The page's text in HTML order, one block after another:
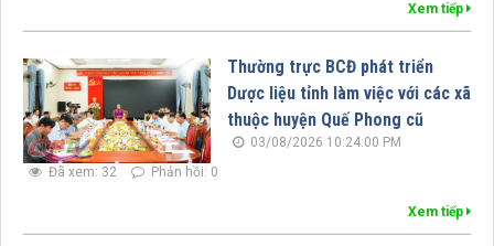
Xem tiếp
Thường trực BCĐ phát triển
Dược liệu tỉnh làm việc với các xã
thuộc huyện Quế Phong cũ
03/08/2026 10:24:00 PM
Đã xem: 32
Phản hồi: 0
Xem tiếp